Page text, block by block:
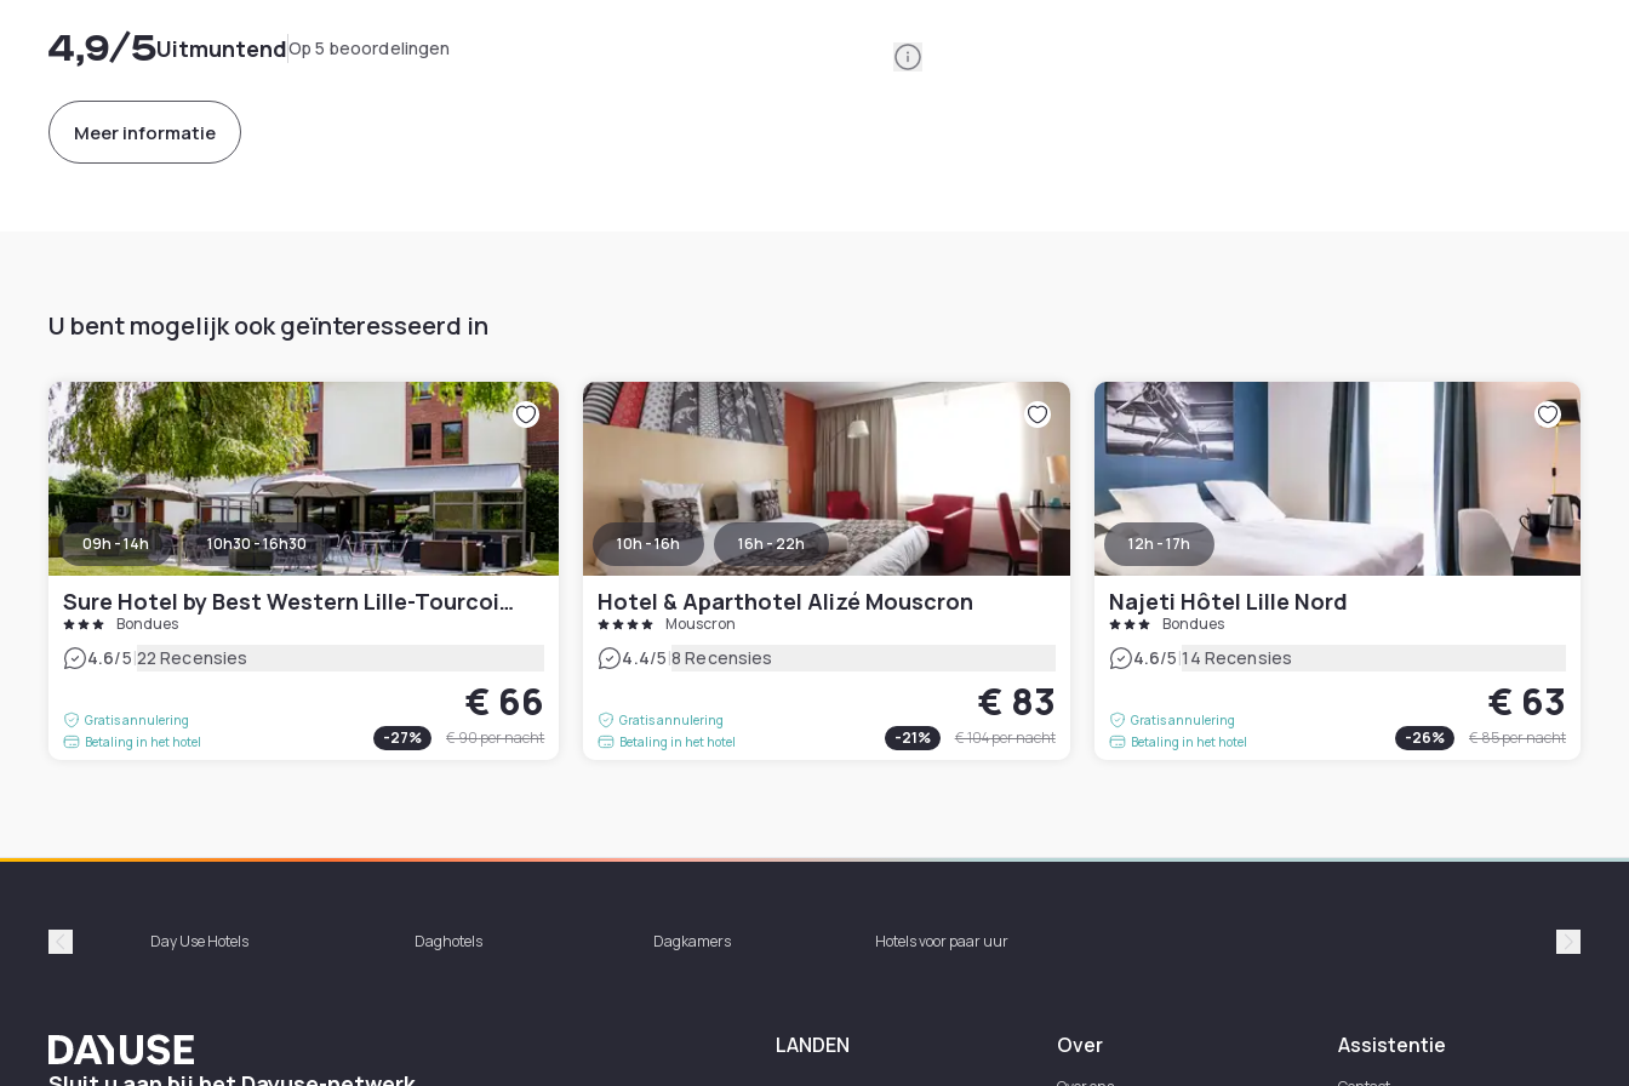
4,9/5UitmuntendOp 5 beoordelingen Information
Meer informatie
U bent mogelijk ook geïnteresseerd in
09h - 14h 10h30 - 16h30
Sure Hotel by Best Western Lille-Tourcoing
Bondues
4.6/5|22 Recensies
Gratis annulering
Betaling in het hotel
€ 66
-27% € 90per nacht
10h - 16h 16h - 22h
Hotel & Aparthotel Alizé Mouscron
Mouscron
4.4/5|8 Recensies
Gratis annulering
Betaling in het hotel
€ 83
-21% € 104per nacht
12h - 17h
Najeti Hôtel Lille Nord
Bondues
4.6/5|14 Recensies
Gratis annulering
Betaling in het hotel
€ 63
-26% € 85per nacht
PrécédentDay Use Hotels Daghotels Dagkamers Hotels voor paar uur
Dayuse LANDEN Over Assistentie